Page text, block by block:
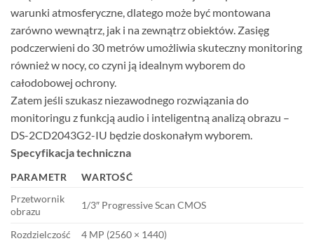
warunki atmosferyczne, dlatego może być montowana
zarówno wewnątrz, jak i na zewnątrz obiektów. Zasięg
podczerwieni do 30 metrów umożliwia skuteczny monitoring
również w nocy, co czyni ją idealnym wyborem do
całodobowej ochrony.
Zatem jeśli szukasz niezawodnego rozwiązania do
monitoringu z funkcją audio i inteligentną analizą obrazu –
DS-2CD2043G2-IU będzie doskonałym wyborem.
Specyfikacja techniczna
PARAMETR
WARTOŚĆ
Przetwornik
obrazu
1/3″ Progressive Scan CMOS
Rozdzielczość
4 MP (2560 × 1440)